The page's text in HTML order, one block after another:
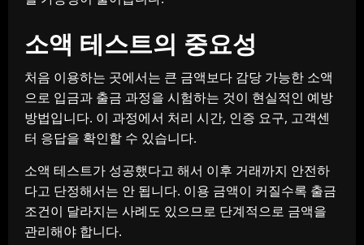
소액 테스트의 중요성
처음 이용하는 곳에서는 큰 금액보다 감당 가능한 소액
으로 입금과 출금 과정을 시험하는 것이 현실적인 예방
방법입니다. 이 과정에서 처리 시간, 인증 요구, 고객센
터 응답을 확인할 수 있습니다.
소액 테스트가 성공했다고 해서 이후 거래까지 안전하
다고 단정해서는 안 됩니다. 이용 금액이 커질수록 출금
조건이 달라지는 사례도 있으므로 단계적으로 금액을
관리해야 합니다.